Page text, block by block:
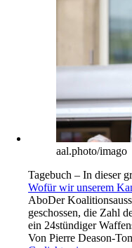
aal.photo/imago
Tagebuch – In dieser
Wofür wir unserem
AboDer
geschossen, die Zahl
ein 24stündiger
Von Pierre Deason-